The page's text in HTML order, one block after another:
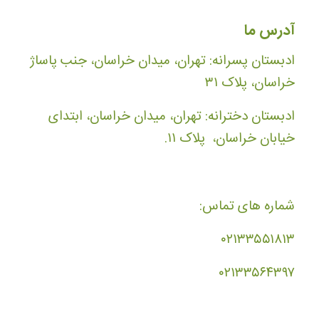
آدرس ما
ادبستان پسرانه: تهران، میدان خراسان، جنب پاساژ
خراسان، پلاک ۳۱
ادبستان دخترانه: تهران، میدان خراسان، ابتدای
خیابان خراسان، پلاک ۱۱.
شماره های تماس:
۰۲۱۳۳۵۵۱۸۱۳
۰۲۱۳۳۵۶۴۳۹۷